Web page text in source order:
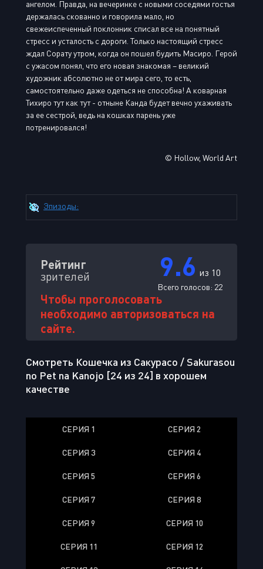
ангелом. Правда, на вечеринке с новыми соседями гостья
держалась скованно и говорила мало, но
свежеиспеченный поклонник списал все на понятный
стресс и усталость с дороги. Только настоящий стресс
ждал Сорату утром, когда он пошел будить Масиро. Герой
с ужасом понял, что его новая знакомая – великий
художник абсолютно не от мира сего, то есть,
самостоятельно даже одеться не способна! А коварная
Тихиро тут как тут - отныне Канда будет вечно ухаживать
за ее сестрой, ведь на кошках парень уже
потренировался!
© Hollow, World Art
Эпизоды:
Рейтинг
зрителей 9.6 из 10
Всего голосов: 22
Чтобы проголосовать
необходимо авторизоваться на
сайте.
Смотреть Кошечка из Сакурасо / Sakurasou
no Pet na Kanojo [24 из 24] в хорошем
качестве
СЕРИЯ 1 СЕРИЯ 2
СЕРИЯ 3 СЕРИЯ 4
СЕРИЯ 5 СЕРИЯ 6
СЕРИЯ 7 СЕРИЯ 8
СЕРИЯ 9 СЕРИЯ 10
СЕРИЯ 11 СЕРИЯ 12